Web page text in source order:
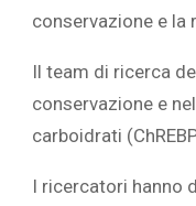
conservazione e la
‎Il team di ricerca
conservazione e
carboidrati
I ricercatori hanno